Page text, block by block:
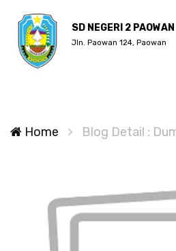
SD NEGERI 2 PAOWAN
Jln. Paowan 124, Paowan
Home Blog Detail :